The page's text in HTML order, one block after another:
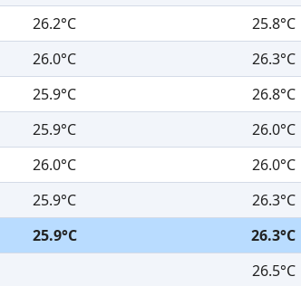
26.2°C
25.8°C
26.0°C
26.3°C
25.9°C
26.8°C
25.9°C
26.0°C
26.0°C
26.0°C
25.9°C
26.3°C
25.9°C 26.3°C
26.5°C